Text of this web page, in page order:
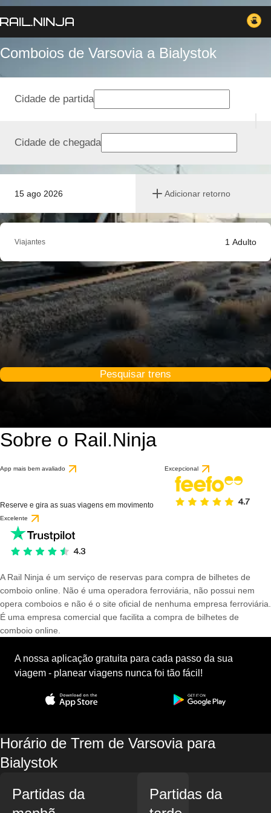
Comboios de Varsovia a Bialystok
15 ago 2026 Adicionar retorno
Cidade de partida
Cidade de chegada
Viajantes 1 Adulto
Pesquisar trens
Sobre o Rail.Ninja
App mais bem avaliado
Reserve e gira as suas viagens em movimento
Excepcional
Excelente
A Rail Ninja é um serviço de reservas para compra de bilhetes de
comboio online. Não é uma operadora ferroviária, não possui nem
opera comboios e não é o site oficial de nenhuma empresa ferroviária.
É uma empresa comercial que facilita a compra de bilhetes de
comboio online.
A nossa aplicação gratuita para cada passo da sua
viagem - planear viagens nunca foi tão fácil!
Horário de Trem de Varsovia para
Bialystok
Partidas da
Partidas da